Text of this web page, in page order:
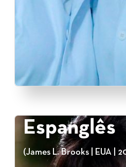
Espanglês
(James L. Brooks | EUA |